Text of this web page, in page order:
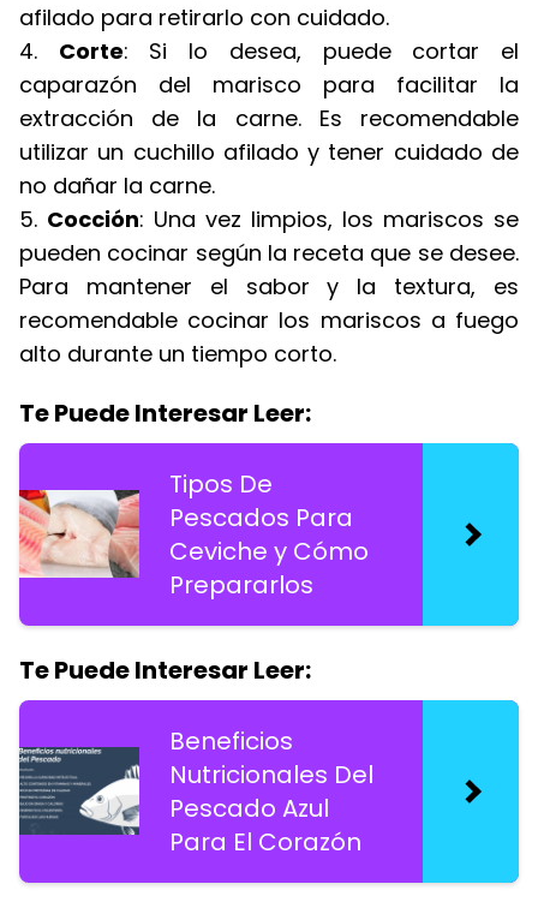
afilado para retirarlo con cuidado.
4. Corte: Si lo desea, puede cortar el
caparazón del marisco para facilitar la
extracción de la carne. Es recomendable
utilizar un cuchillo afilado y tener cuidado de
no dañar la carne.
5. Cocción: Una vez limpios, los mariscos se
pueden cocinar según la receta que se desee.
Para mantener el sabor y la textura, es
recomendable cocinar los mariscos a fuego
alto durante un tiempo corto.
Te Puede Interesar Leer:
Tipos De
Pescados Para
Ceviche y Cómo
Prepararlos
Te Puede Interesar Leer:
Beneficios
Nutricionales Del
Pescado Azul
Para El Corazón